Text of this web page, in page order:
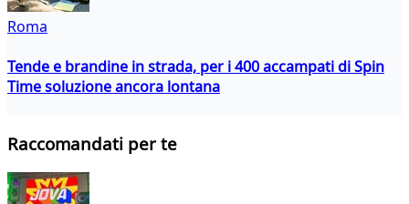
Roma
Tende e brandine in strada, per i 400 accampati di Spin
Time soluzione ancora lontana
Raccomandati per te